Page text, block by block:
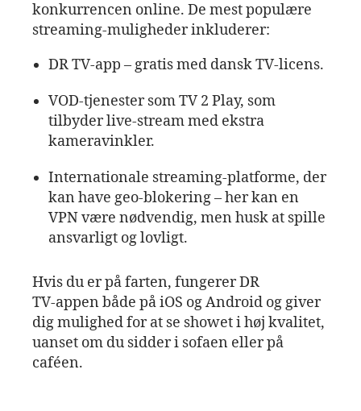
konkurrencen online. De mest populære
streaming‑muligheder inkluderer:
DR TV‑app – gratis med dansk TV‑licens.
VOD‑tjenester som TV 2 Play, som
tilbyder live‑stream med ekstra
kameravinkler.
Internationale streaming‑platforme, der
kan have geo‑blokering – her kan en
VPN være nødvendig, men husk at spille
ansvarligt og lovligt.
Hvis du er på farten, fungerer DR
TV‑appen både på iOS og Android og giver
dig mulighed for at se showet i høj kvalitet,
uanset om du sidder i sofaen eller på
caféen.